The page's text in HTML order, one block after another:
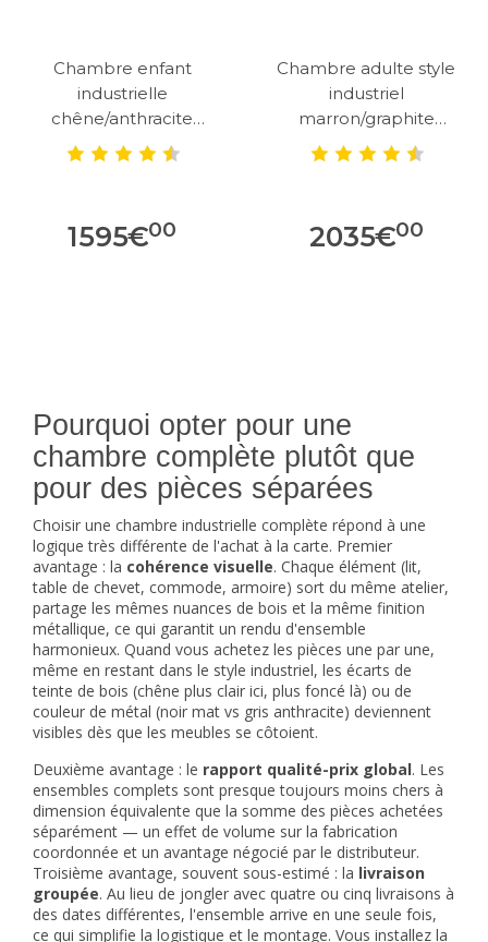
Chambre enfant
industrielle
chêne/anthracite
Scotland
1595€00
Chambre adulte style
industriel
marron/graphite
Nashville
2035€00
Pourquoi opter pour une
chambre complète plutôt que
pour des pièces séparées
Choisir une chambre industrielle complète répond à une
logique très différente de l'achat à la carte. Premier
avantage : la cohérence visuelle. Chaque élément (lit,
table de chevet, commode, armoire) sort du même atelier,
partage les mêmes nuances de bois et la même finition
métallique, ce qui garantit un rendu d'ensemble
harmonieux. Quand vous achetez les pièces une par une,
même en restant dans le style industriel, les écarts de
teinte de bois (chêne plus clair ici, plus foncé là) ou de
couleur de métal (noir mat vs gris anthracite) deviennent
visibles dès que les meubles se côtoient.
Deuxième avantage : le rapport qualité-prix global. Les
ensembles complets sont presque toujours moins chers à
dimension équivalente que la somme des pièces achetées
séparément — un effet de volume sur la fabrication
coordonnée et un avantage négocié par le distributeur.
Troisième avantage, souvent sous-estimé : la livraison
groupée. Au lieu de jongler avec quatre ou cinq livraisons à
des dates différentes, l'ensemble arrive en une seule fois,
ce qui simplifie la logistique et le montage. Vous installez la